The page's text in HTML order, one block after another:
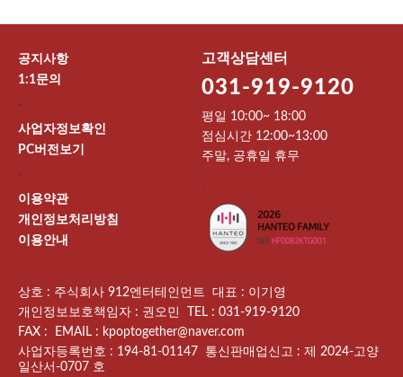
공지사항
1:1문의
-
사업자정보확인
PC버전보기
-
이용약관
개인정보처리방침
이용안내
고객상담센터
031-919-9120
평일 10:00~ 18:00
점심시간 12:00~13:00
주말, 공휴일 휴무
-
상호 : 주식회사 912엔터테인먼트 대표 : 이기영
개인정보보호책임자 : 권오민 TEL : 031-919-9120
FAX : EMAIL : kpoptogether@naver.com
사업자등록번호 : 194-81-01147 통신판매업신고 : 제 2024-고양
일산서-0707 호